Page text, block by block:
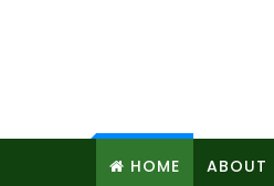
HOME ABOUT